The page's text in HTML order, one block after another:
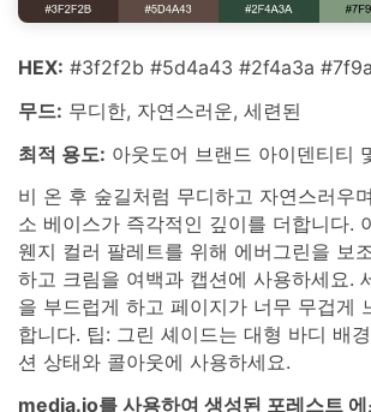
HEX: #3f2f2b #5d4a43 #2f4a3a
무드: 무디한, 자연스러운, 세련된
최적 용도: 아웃도어 브랜드 아이덴티티
비 온 후 숲길처럼 무디하고 자연스러우
소 베이스가 즉각적인 깊이를 더합니다.
웬지 컬러 팔레트를 위해 에버그린을 보
하고 크림을 여백과 캡션에 사용하세요.
을 부드럽게 하고 페이지가 너무 무겁게
합니다. 팁: 그린 셰이드는 대형 바디 배
션 상태와 콜아웃에 사용하세요.
media.io를 사용하여 생성된 포레스트